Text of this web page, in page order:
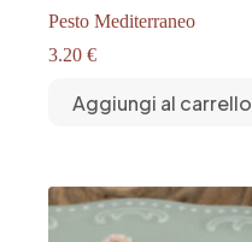
Pesto Mediterraneo
3.20 €
Aggiungi al carrello